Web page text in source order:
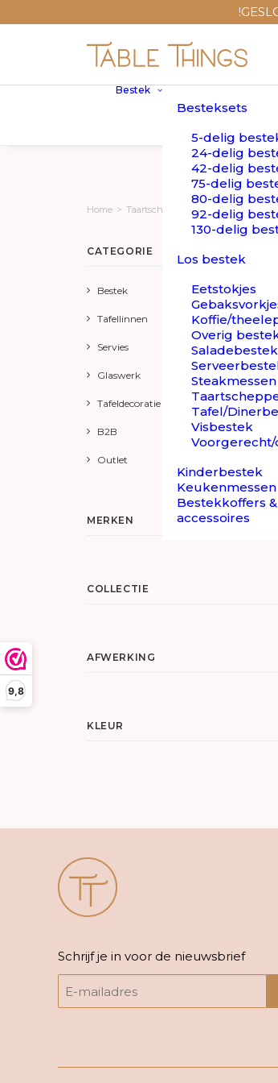
9,8
Bestek
Besteksets
5-delig
24-delig
42-delig
75-delig
80-delig
92-delig
130-delig
Los bestek
Eetstokjes
Koffie/
Overig
Saladebestek
Steakmessen
Tafel/
Visbestek
Kinderbestek
Keukenmessen
Bestekkoffers &
accessoires
Home > Taartschep
CATEGORIE
Bestek
Tafellinnen
Servies
Glaswerk
Tafeldecoratie
B2B
Outlet
MERKEN
COLLECTIE
AFWERKING
KLEUR
Schrijf je in voor de nieuwsbrief